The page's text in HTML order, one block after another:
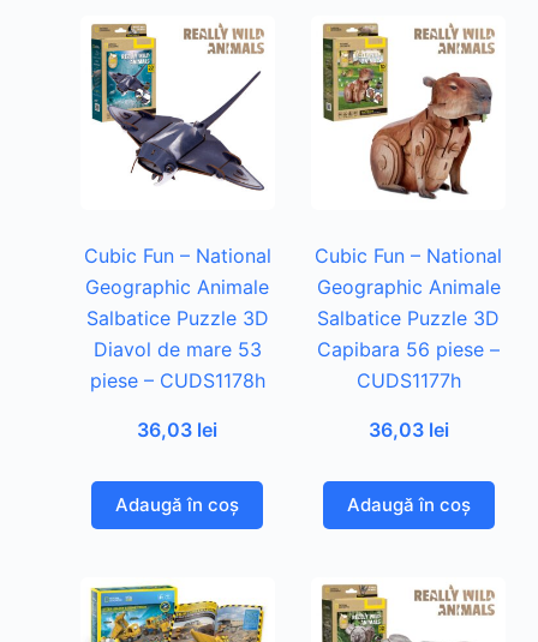
Cubic Fun – National
Geographic Animale
Salbatice Puzzle 3D
Diavol de mare 53
piese – CUDS1178h
36,03 lei
Adaugă în coș
Cubic Fun – National
Geographic Animale
Salbatice Puzzle 3D
Capibara 56 piese –
CUDS1177h
36,03 lei
Adaugă în coș